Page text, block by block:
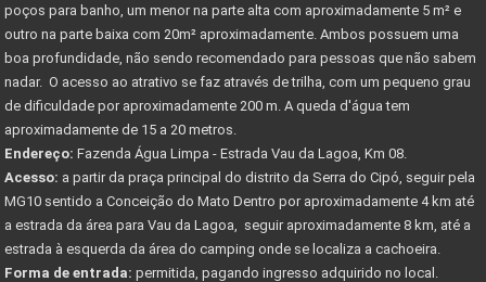
poços para banho, um menor na parte alta com aproximadamente 5 m² e
outro na parte baixa com 20m² aproximadamente. Ambos possuem uma
boa profundidade, não sendo recomendado para pessoas que não sabem
nadar. O acesso ao atrativo se faz através de trilha, com um pequeno grau
de dificuldade por aproximadamente 200 m. A queda d'água tem
aproximadamente de 15 a 20 metros.
Endereço: Fazenda Água Limpa - Estrada Vau da Lagoa, Km 08.
Acesso: a partir da praça principal do distrito da Serra do Cipó, seguir pela
MG10 sentido a Conceição do Mato Dentro por aproximadamente 4 km até
a estrada da área para Vau da Lagoa, seguir aproximadamente 8 km, até a
estrada à esquerda da área do camping onde se localiza a cachoeira.
Forma de entrada: permitida, pagando ingresso adquirido no local.